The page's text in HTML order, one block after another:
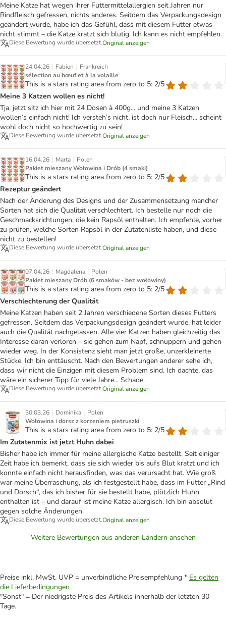
Meine Katze hat wegen ihrer Futtermittelallergien seit Jahren nur
Rindfleisch gefressen, nichts anderes. Seitdem das Verpackungsdesign
geändert wurde, habe ich das Gefühl, dass mit diesem Futter etwas
nicht stimmt – die Katze kratzt sich blutig. Ich kann es nicht empfehlen.
Diese Bewertung wurde übersetzt.Original anzeigen
24.04.26 | Fabien | Frankreich
sélection au bœuf et à la volaille
This is a stars rating area from zero to 5: 2/5
Meine 3 Katzen wollen es nicht!
Tja, jetzt sitz ich hier mit 24 Dosen à 400g... und meine 3 Katzen
wollen’s einfach nicht! Ich versteh’s nicht, ist doch nur Fleisch... scheint
wohl doch nicht so hochwertig zu sein!
Diese Bewertung wurde übersetzt.Original anzeigen
16.04.26 | Marta | Polen
Pakiet mieszany Wołowina i Drób (4 smaki)
This is a stars rating area from zero to 5: 2/5
Rezeptur geändert
Nach der Änderung des Designs und der Zusammensetzung mancher
Sorten hat sich die Qualität verschlechtert. Ich bestelle nur noch die
Geschmacksrichtungen, die kein Rapsöl enthalten. Ich empfehle, vorher
zu prüfen, welche Sorten Rapsöl in der Zutatenliste haben, und diese
nicht zu bestellen!
Diese Bewertung wurde übersetzt.Original anzeigen
07.04.26 | Magdalena | Polen
Pakiet mieszany Drób (6 smaków - bez wołowiny)
This is a stars rating area from zero to 5: 2/5
Verschlechterung der Qualität
Meine Katzen haben seit 2 Jahren verschiedene Sorten dieses Futters
gefressen. Seitdem das Verpackungsdesign geändert wurde, hat leider
auch die Qualität nachgelassen. Alle vier Katzen haben gleichzeitig das
Interesse daran verloren – sie gehen zum Napf, schnuppern und gehen
wieder weg. In der Konsistenz sieht man jetzt große, unzerkleinerte
Stücke. Ich bin enttäuscht. Nach den Bewertungen anderer sehe ich,
dass wir nicht die Einzigen mit diesem Problem sind. Ich dachte, das
wäre ein sicherer Tipp für viele Jahre... Schade.
Diese Bewertung wurde übersetzt.Original anzeigen
30.03.26 | Dominika | Polen
Wołowina i dorsz z korzeniem pietruszki
This is a stars rating area from zero to 5: 2/5
Im Zutatenmix ist jetzt Huhn dabei
Bisher habe ich immer für meine allergische Katze bestellt. Seit einiger
Zeit habe ich bemerkt, dass sie sich wieder bis aufs Blut kratzt und ich
konnte einfach nicht herausfinden, was das verursacht hat. Wie groß
war meine Überraschung, als ich festgestellt habe, dass im Futter „Rind
und Dorsch“, das ich bisher für sie bestellt habe, plötzlich Huhn
enthalten ist – und darauf ist meine Katze allergisch. Ich bin absolut
gegen solche Änderungen.
Diese Bewertung wurde übersetzt.Original anzeigen
Weitere Bewertungen aus anderen Ländern ansehen
Preise inkl. MwSt. UVP = unverbindliche Preisempfehlung * Es gelten
die Lieferbedingungen
"Sonst" = Der niedrigste Preis des Artikels innerhalb der letzten 30
Tage.